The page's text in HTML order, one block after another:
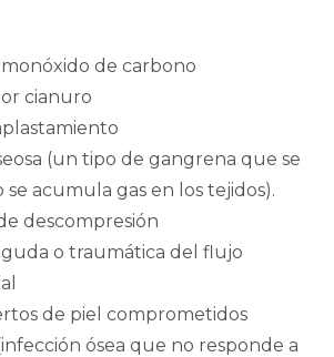
de carbono
cianuro
(un tipo de gangrena que se
acumula gas en los tejidos).
descompresión
o traumática del flujo
de piel comprometidos
ósea que no responde a